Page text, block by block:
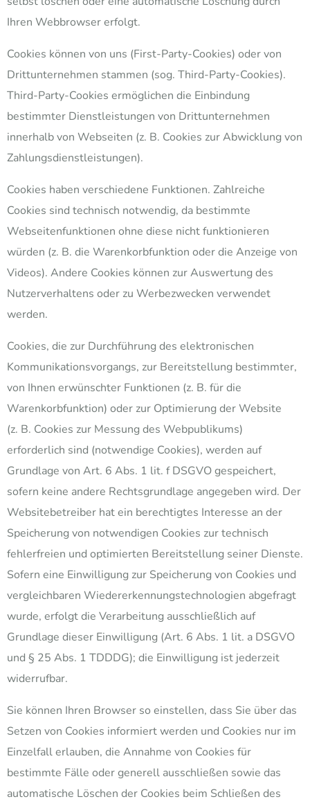
Ihren Webbrowser erfolgt.
Cookies können von uns (First-Party-Cookies) oder von
Drittunternehmen stammen (sog. Third-Party-Cookies).
Third-Party-Cookies ermöglichen die Einbindung
bestimmter Dienstleistungen von Drittunternehmen
innerhalb von Webseiten (z. B. Cookies zur Abwicklung von
Zahlungsdienstleistungen).
Cookies haben verschiedene Funktionen. Zahlreiche
Cookies sind technisch notwendig, da bestimmte
Webseitenfunktionen ohne diese nicht funktionieren
würden (z. B. die Warenkorbfunktion oder die Anzeige von
Videos). Andere Cookies können zur Auswertung des
Nutzerverhaltens oder zu Werbezwecken verwendet
werden.
Cookies, die zur Durchführung des elektronischen
Kommunikationsvorgangs, zur Bereitstellung bestimmter,
von Ihnen erwünschter Funktionen (z. B. für die
Warenkorbfunktion) oder zur Optimierung der Website
(z. B. Cookies zur Messung des Webpublikums)
erforderlich sind (notwendige Cookies), werden auf
Grundlage von Art. 6 Abs. 1 lit. f DSGVO gespeichert,
sofern keine andere Rechtsgrundlage angegeben wird. Der
Websitebetreiber hat ein berechtigtes Interesse an der
Speicherung von notwendigen Cookies zur technisch
fehlerfreien und optimierten Bereitstellung seiner Dienste.
Sofern eine Einwilligung zur Speicherung von Cookies und
vergleichbaren Wiedererkennungstechnologien abgefragt
wurde, erfolgt die Verarbeitung ausschließlich auf
Grundlage dieser Einwilligung (Art. 6 Abs. 1 lit. a DSGVO
und § 25 Abs. 1 TDDDG); die Einwilligung ist jederzeit
widerrufbar.
Sie können Ihren Browser so einstellen, dass Sie über das
Setzen von Cookies informiert werden und Cookies nur im
Einzelfall erlauben, die Annahme von Cookies für
bestimmte Fälle oder generell ausschließen sowie das
automatische Löschen der Cookies beim Schließen des